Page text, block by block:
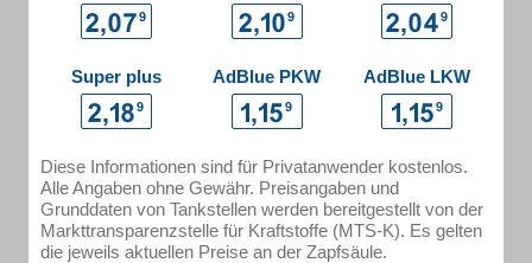
Super plus AdBlue PKW AdBlue LKW
Diese Informationen sind für Privatanwender kostenlos.
Alle Angaben ohne Gewähr. Preisangaben und
Grunddaten von Tankstellen werden bereitgestellt von der
Markttransparenzstelle für Kraftstoffe (MTS-K). Es gelten
die jeweils aktuellen Preise an der Zapfsäule.